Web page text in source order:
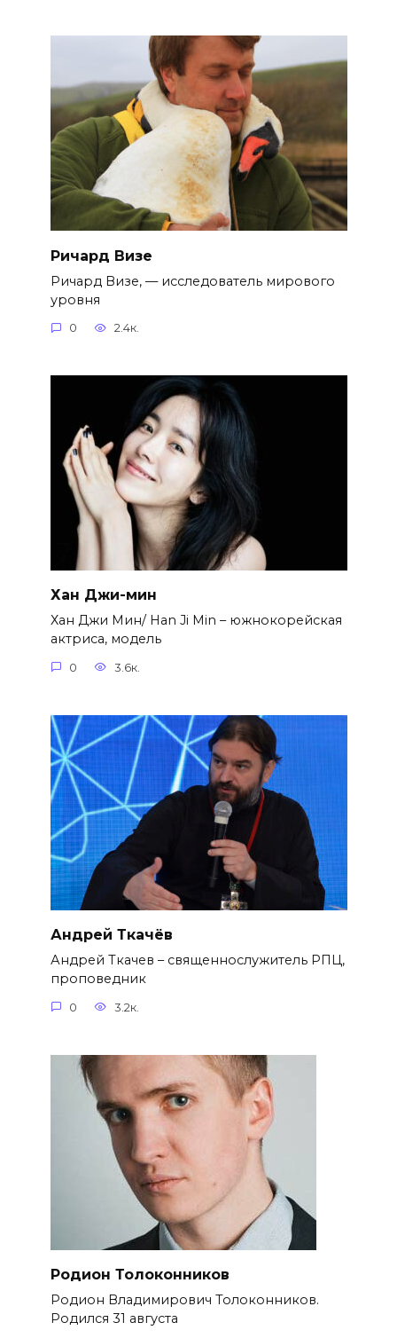
Ричард Визе
Ричард Визе, — исследователь мирового
уровня
0 2.4к.
Хан Джи-мин
Хан Джи Мин/ Han Ji Min – южнокорейская
актриса, модель
0 3.6к.
Андрей Ткачёв
Андрей Ткачев – священнослужитель РПЦ,
проповедник
0 3.2к.
Родион Толоконников
Родион Владимирович Толоконников.
Родился 31 августа